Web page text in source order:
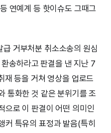
연예계 등 핫이슈도 그때그
거부처분 취소소송의 원심
송하라고 판결을 낸 지난 7
재 등을 거쳐 영상을 업로드
통화한 것 같은 분위기를 조
으로 이 판결이 어떤 의미인
커 특유의 표정과 발음(특히